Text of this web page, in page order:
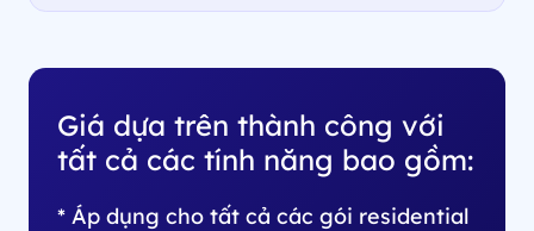
Giá dựa trên thành công với
tất cả các tính năng bao gồm:
* Áp dụng cho tất cả các gói residential